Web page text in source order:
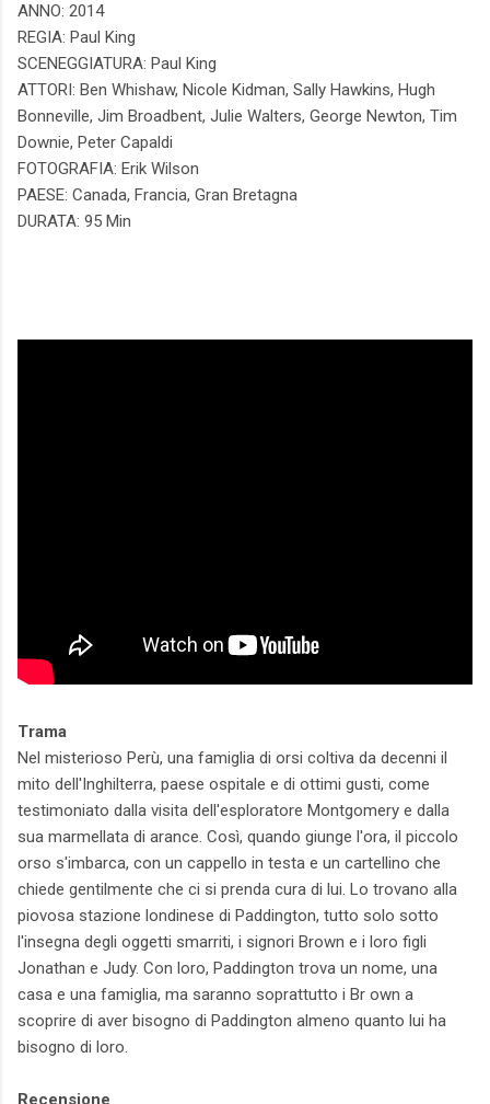
ANNO: 2014
REGIA: Paul King
SCENEGGIATURA: Paul King
ATTORI: Ben Whishaw, Nicole Kidman, Sally Hawkins, Hugh
Bonneville, Jim Broadbent, Julie Walters, George Newton, Tim
Downie, Peter Capaldi
FOTOGRAFIA: Erik Wilson
PAESE: Canada, Francia, Gran Bretagna
DURATA: 95 Min
Trama
Nel misterioso Perù, una famiglia di orsi coltiva da decenni il
mito dell'Inghilterra, paese ospitale e di ottimi gusti, come
testimoniato dalla visita dell'esploratore Montgomery e dalla
sua marmellata di arance. Così, quando giunge l'ora, il piccolo
orso s'imbarca, con un cappello in testa e un cartellino che
chiede gentilmente che ci si prenda cura di lui. Lo trovano alla
piovosa stazione londinese di Paddington, tutto solo sotto
l'insegna degli oggetti smarriti, i signori Brown e i loro figli
Jonathan e Judy. Con loro, Paddington trova un nome, una
casa e una famiglia, ma saranno soprattutto i Br own a
scoprire di aver bisogno di Paddington almeno quanto lui ha
bisogno di loro.
Recensione